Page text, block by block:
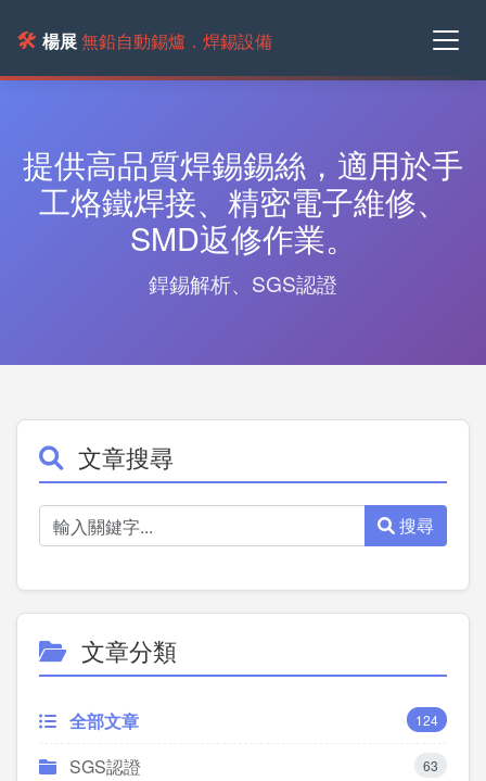
🛠️ 楊展無鉛自動錫爐．焊錫設備
提供高品質焊錫錫絲，適用於手
工烙鐵焊接、精密電子維修、
SMD返修作業。
銲錫解析、SGS認證
文章搜尋
搜尋
文章分類
全部文章 124
SGS認證 63